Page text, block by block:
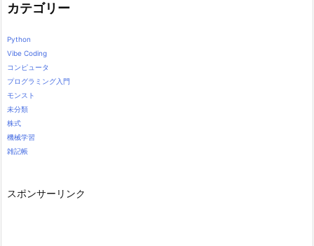
カテゴリー
Python
Vibe Coding
コンピュータ
プログラミング入門
モンスト
未分類
株式
機械学習
雑記帳
スポンサーリンク